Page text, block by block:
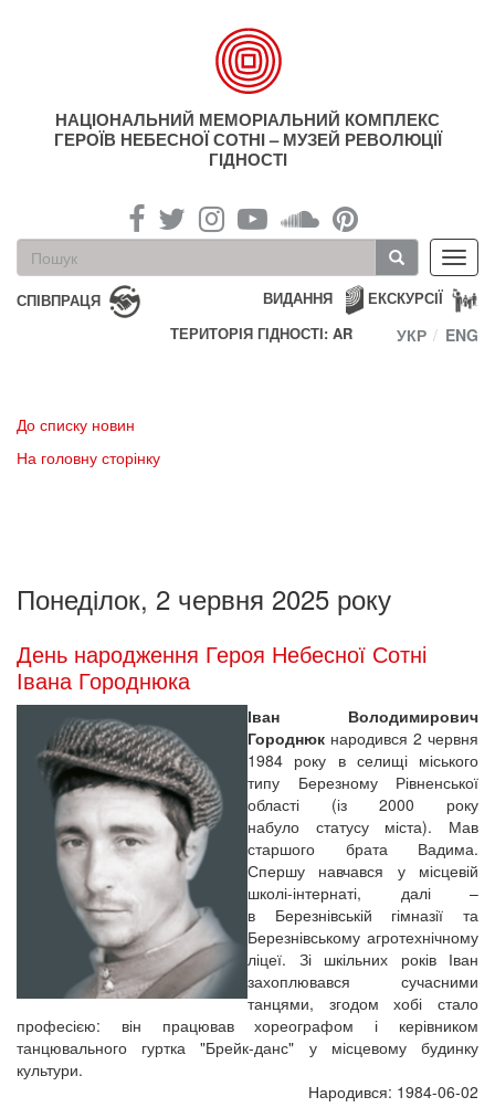
НАЦІОНАЛЬНИЙ МЕМОРІАЛЬНИЙ КОМПЛЕКС
ГЕРОЇВ НЕБЕСНОЇ СОТНІ – МУЗЕЙ РЕВОЛЮЦІЇ
ГІДНОСТІ
Пошукова
форма
Пошук
СПІВПРАЦЯ ЕКСКУРСІЇ
ВИДАННЯ
ТЕРИТОРІЯ ГІДНОСТІ: AR
УКР ENG
До списку новин
На головну сторінку
Понеділок, 2 червня 2025 року
День народження Героя Небесної Сотні
Івана Городнюка
Іван Володимирович
Городнюк народився 2 червня
1984 року в селищі міського
типу Березному Рівненської
області (із 2000 року
набуло статусу міста). Мав
старшого брата Вадима.
Спершу навчався у місцевій
школі-інтернаті, далі –
в Березнівській гімназії та
Березнівському агротехнічному
ліцеї. Зі шкільних років Іван
захоплювався сучасними
танцями, згодом хобі стало
професією: він працював хореографом і керівником
танцювального гуртка "Брейк-данс" у місцевому будинку
культури.
Народився: 1984-06-02